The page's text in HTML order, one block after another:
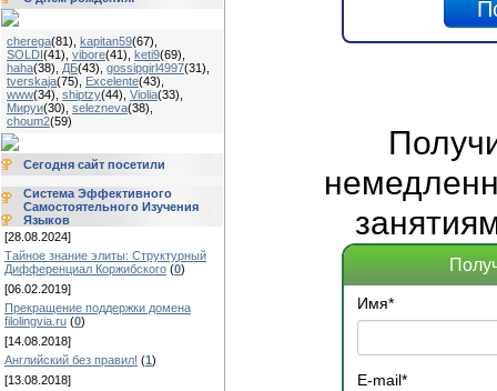
cherega(81) kapitan59(67)
SOLDI(41) vibore(41) keti9(69)
haha(38) ДБ(43) gossipgirl4997(31)
tverskaja(75) Excelente(43)
www(34) shiptzy(44) Violia(33)
Мируи(30) selezneva(38)
choum2(59)
Сегодня сайт посетили
Система Эффективного
Самостоятельного Изучения
Языков
[28.08.2024]
Тайное знание элиты: Структурный
Дифференциал Коржибского (0)
[06.02.2019]
Прекращение поддержки домена
filolingvia.ru (0)
[14.08.2018]
Английский без правил! (1)
[13.08.2018]
Имя*
E-mail*